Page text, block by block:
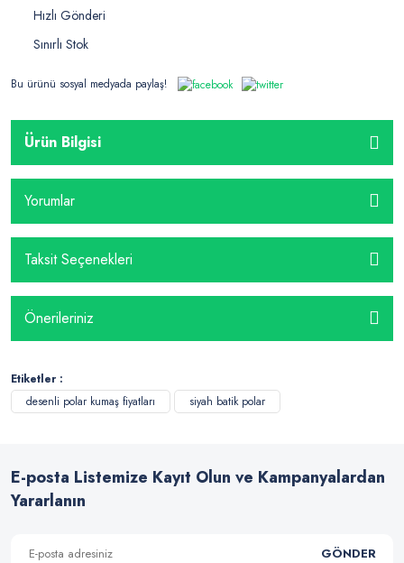
Hızlı Gönderi
Sınırlı Stok
Bu ürünü sosyal medyada paylaş!
Ürün Bilgisi
Yorumlar
Taksit Seçenekleri
Önerileriniz
Etiketler :
desenli polar kumaş fiyatları
siyah batik polar
E-posta Listemize Kayıt Olun ve Kampanyalardan
Yararlanın
GÖNDER